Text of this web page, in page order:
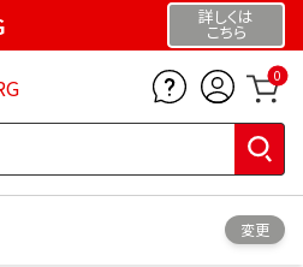
詳しくは
こちら
0
変更